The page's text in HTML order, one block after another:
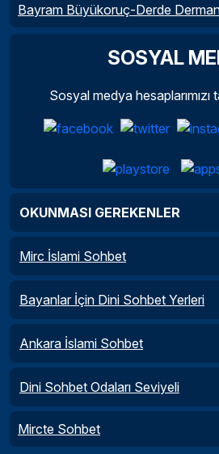
Bayram Büyükoruç-Derde
SOSYAL
Sosyal medya hesaplarımızı
OKUNMASI GEREKENLER
Mirc İslami Sohbet
Bayanlar İçin Dini Sohbet Yerleri
Ankara İslami Sohbet
Dini Sohbet Odaları Seviyeli
Mircte Sohbet